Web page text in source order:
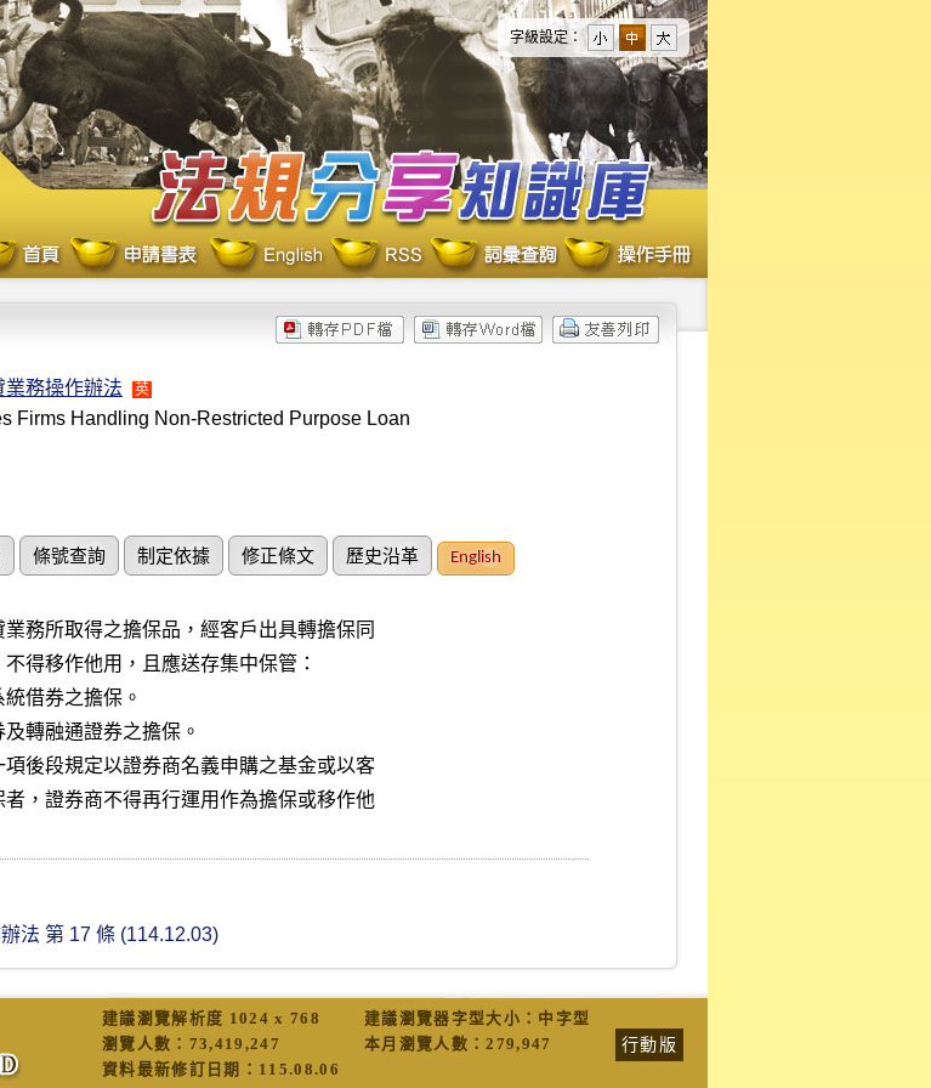
字級設定：
務操作辦法 英
Firms Handling Non-Restricted Purpose Loan
條號查詢 制定依據 修正條文 歷史沿革 English
務所取得之擔保品，經客戶出具轉擔保同
得移作他用，且應送存集中保管：
借券之擔保。
轉融通證券之擔保。
後段規定以證券商名義申購之基金或以客
，證券商不得再行運用作為擔保或移作他
法 第 17 條 (114.12.03)
建議瀏覽解析度 1024 x 768 建議瀏覽器字型大小：中字型
行動版
瀏覽人數： 73,419,247 本月瀏覽人數：279,947
資料最新修訂日期： 115.08.06